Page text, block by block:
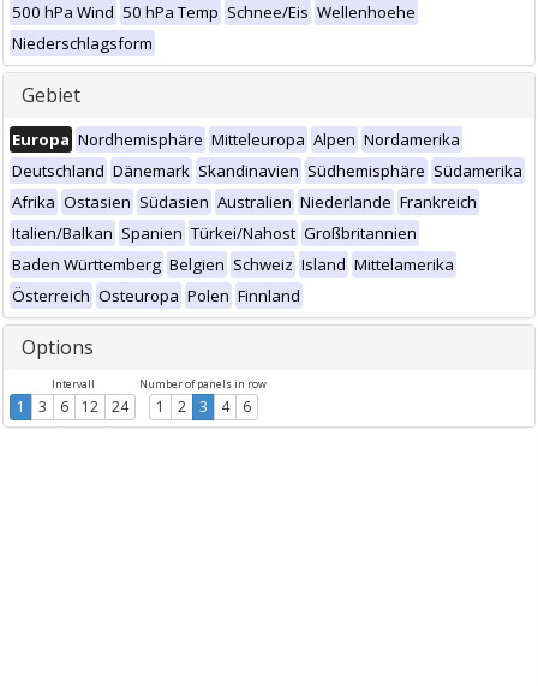
500 hPa Wind 50 hPa Temp Schnee/Eis Wellenhoehe
Niederschlagsform
Gebiet
Europa Nordhemisphäre Mitteleuropa Alpen Nordamerika
Deutschland Dänemark Skandinavien Südhemisphäre Südamerika
Afrika Ostasien Südasien Australien Niederlande Frankreich
Italien/Balkan Spanien Türkei/Nahost Großbritannien
Baden Württemberg Belgien Schweiz Island Mittelamerika
Österreich Osteuropa Polen Finnland
Options
Intervall
1 3 6 12 24
Number of panels in row
1 2 3 4 6